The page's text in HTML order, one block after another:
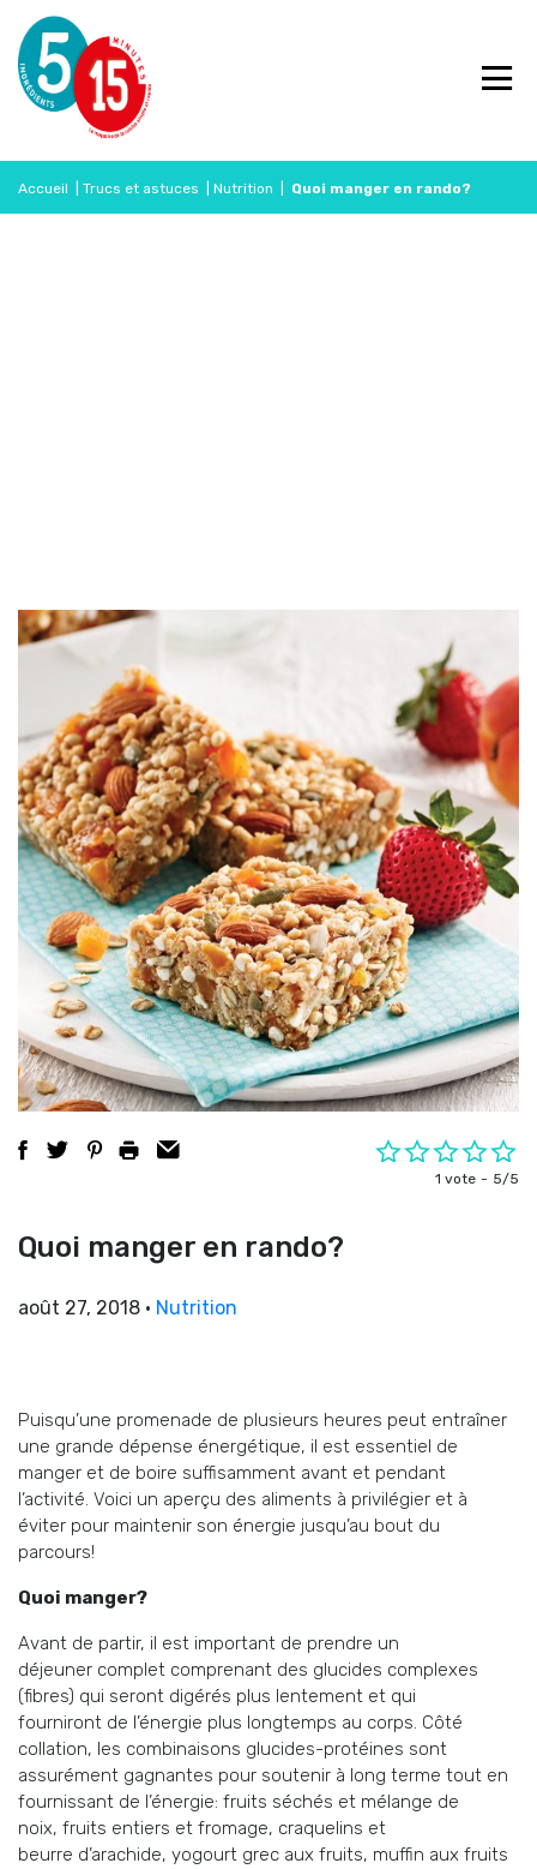
Accueil Trucs et astuces Nutrition Quoi manger en rando?
1 vote 5/5
Quoi manger en rando?
août 27, 2018 • Nutrition
Puisqu’une promenade de plusieurs heures peut entraîner
une grande dépense énergétique, il est essentiel de
manger et de boire suffisamment avant et pendant
l’activité. Voici un aperçu des aliments à privilégier et à
éviter pour maintenir son énergie jusqu’au bout du
parcours!
Quoi manger?
Avant de partir, il est important de prendre un
déjeuner complet comprenant des glucides complexes
(fibres) qui seront digérés plus lentement et qui
fourniront de l’énergie plus longtemps au corps. Côté
collation, les combinaisons glucides-protéines sont
assurément gagnantes pour soutenir à long terme tout en
fournissant de l’énergie: fruits séchés et mélange de
noix, fruits entiers et fromage, craquelins et
beurre d’arachide, yogourt grec aux fruits, muffin aux fruits